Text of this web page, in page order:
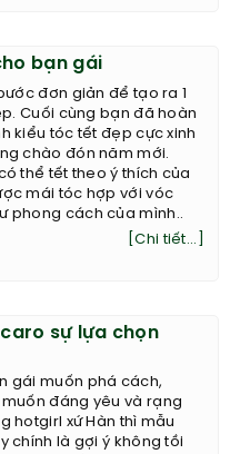
bạn gái
đơn giản để tạo ra 1
Cuối cùng bạn đã hoàn
kiểu tóc tết đẹp cực xinh
chào đón năm mới.
thể tết theo ý thích của
mái tóc hợp với vóc
phong cách của mình..
[Chi tiết...]
sự lựa chọn
gái muốn phá cách,
đáng yêu và rạng
hotgirl xứ Hàn thì mẫu
chính là gợi ý không tồi